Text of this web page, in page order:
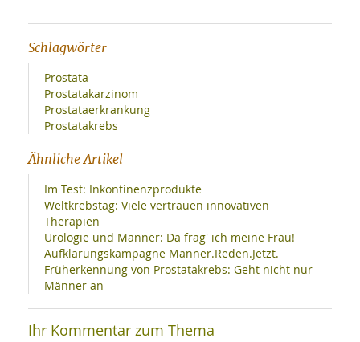
Schlagwörter
Prostata
Prostatakarzinom
Prostataerkrankung
Prostatakrebs
Ähnliche Artikel
Im Test: Inkontinenzprodukte
Weltkrebstag: Viele vertrauen innovativen
Therapien
Urologie und Männer: Da frag' ich meine Frau!
Aufklärungskampagne Männer.Reden.Jetzt.
Früherkennung von Prostatakrebs: Geht nicht nur
Männer an
Ihr Kommentar zum Thema